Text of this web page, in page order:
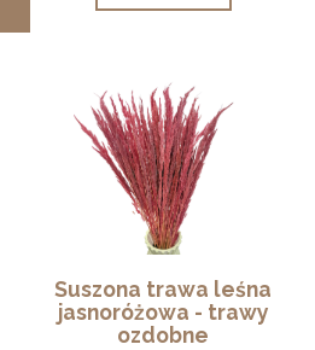
Suszona trawa leśna
jasnoróżowa - trawy
ozdobne